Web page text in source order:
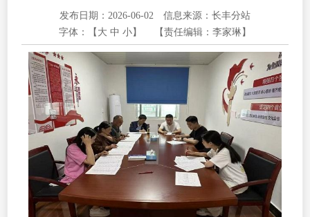
发布日期：2026-06-02
信息来源：长丰分站
字体：【 大 中 小 】 【责任编辑：李家琳】